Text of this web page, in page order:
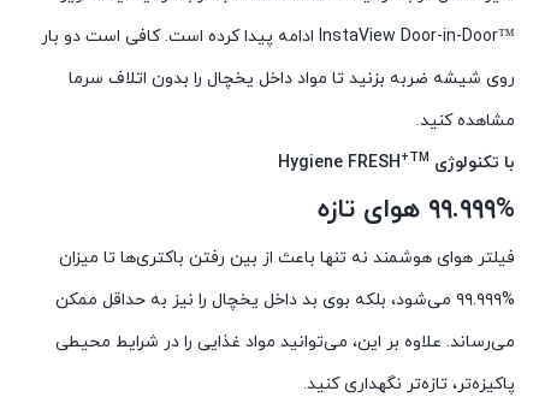
™InstaView Door-in-Door ادامه پیدا کرده است. کافی است دو بار
روی شیشه ضربه بزنید تا مواد داخل یخچال را بدون اتلاف سرما
مشاهده کنید.
با تکنولوژی Hygiene FRESH +TM
۹۹.۹۹۹‎%‎ هوای تازه
فیلتر هوای هوشمند نه تنها باعث از بین رفتن باکتری‌ها تا میزان
%۹۹.۹۹۹ می‌شود، بلکه بوی بد داخل یخچال را نیز به حداقل ممکن
می‌رساند. علاوه بر این، می‌توانید مواد غذایی را در شرایط محیطی
پاکیزه‌تر، تازه‌تر نگهداری کنید.